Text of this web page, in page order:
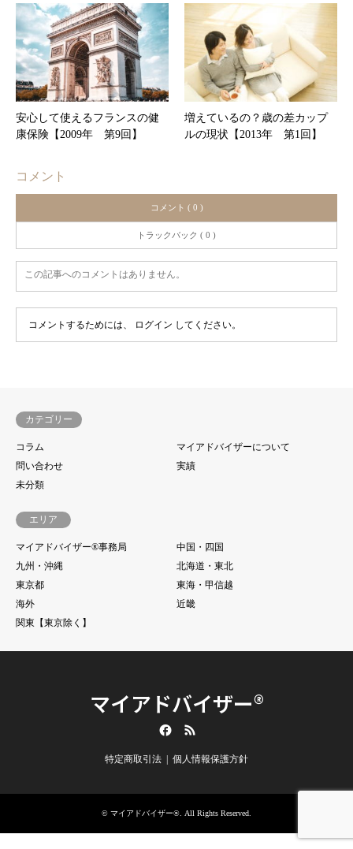
安心して使えるフランスの健
康保険【2009年 第9回】
増えているの？歳の差カップ
ルの現状【2013年 第1回】
コメント
コメント ( 0 )
トラックバック ( 0 )
この記事へのコメントはありません。
コメントするためには、 ログイン してください。
カテゴリー
コラム
マイアドバイザーについて
問い合わせ
実績
未分類
エリア
マイアドバイザー®事務局
中国・四国
九州・沖縄
北海道・東北
東京都
東海・甲信越
海外
近畿
関東【東京除く】
マイアドバイザー®
特定商取引法 個人情報保護方針
© マイアドバイザー® . All Rights Reserved.